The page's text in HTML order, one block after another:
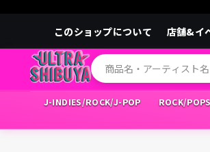
このショップについて 店舗&イ
J-INDIES/ROCK/J-POP ROCK/POPS